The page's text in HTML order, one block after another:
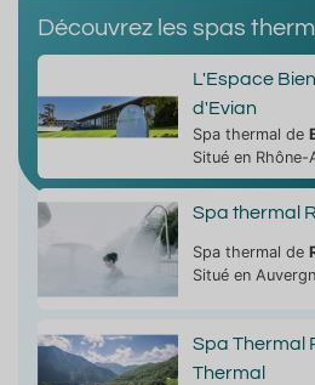
Découvrez les spas
L'Espace
d'Evian
Spa thermal de
Situé en Rhône-
Spa thermal
Spa thermal de
Situé en
Spa Thermal
Thermal